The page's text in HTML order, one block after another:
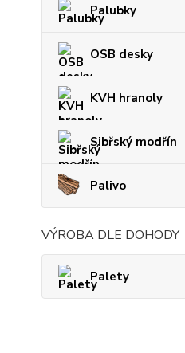
Palubky
OSB desky
KVH hranoly
Sibřský modřín
Palivo
VÝROBA DLE DOHODY
Palety